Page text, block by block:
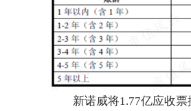
新诺威将1.77亿应收